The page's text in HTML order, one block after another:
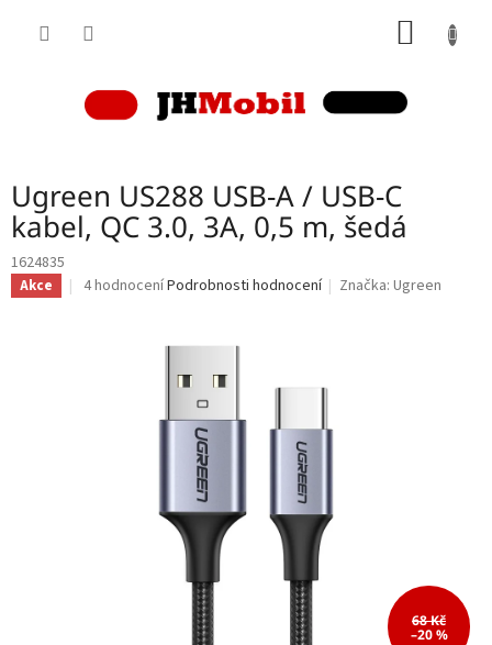
Ugreen US288 USB-A / USB-C
kabel, QC 3.0, 3A, 0,5 m, šedá
1624835
Akce
Průměrné
4 hodnoceníPodrobnosti hodnocení Značka:Ugreen
68 Kč
–20 %